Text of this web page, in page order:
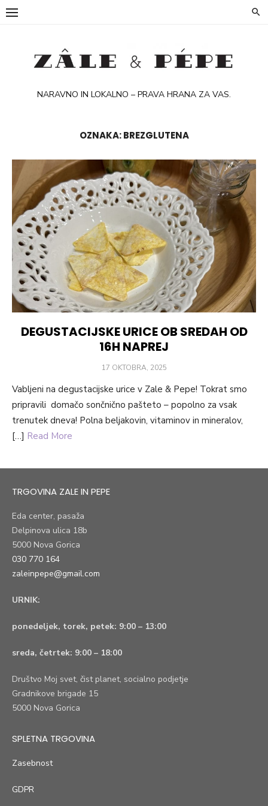
Skip
NARAVNO IN LOKALNO – PRAVA HRANA ZA VAS.
OZNAKA:BREZGLUTENA
DEGUSTACIJSKE URICE OB SREDAH OD
16H NAPREJ
POSTED
17 OKTOBRA, 2025
Vabljeni na degustacijske urice v Zale & Pepe! Tokrat smo
pripravili domačo sončnično pašteto – popolno za vsak
trenutek dneva! Polna beljakovin, vitaminov in mineralov,
[…] Read More
TRGOVINA ZALE IN PEPE
Eda center, pasaža
Delpinova ulica 18b
5000 Nova Gorica
030 770 164
zaleinpepe@gmail.com
URNIK:
ponedeljek, torek, petek: 9:00 – 13:00
sreda, četrtek: 9:00 – 18:00
Društvo Moj svet, čist planet, socialno podjetje
Gradnikove brigade 15
5000 Nova Gorica
SPLETNA TRGOVINA
Zasebnost
GDPR